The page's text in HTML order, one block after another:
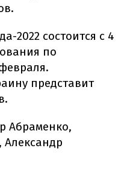
2022 состоится с 4
по
представит
Абраменко,